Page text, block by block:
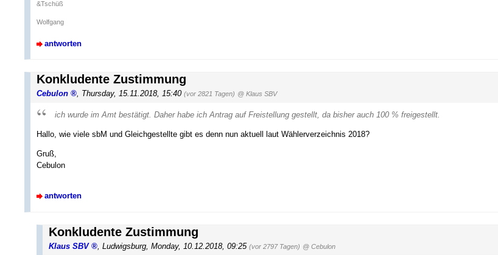
&Tschüß
Wolfgang
antworten
Konkludente Zustimmung
Cebulon , Thursday, 15.11.2018, 15:40 (vor 2821 Tagen) @ Klaus SBV
ich wurde im Amt bestätigt. Daher habe ich Antrag auf Freistellung gestellt, da bisher auch 100 % freigestellt.
Hallo, wie viele sbM und Gleichgestellte gibt es denn nun aktuell laut Wählerverzeichnis 2018?
Gruß,
Cebulon
antworten
Konkludente Zustimmung
Klaus SBV Ludwigsburg Monday, 10.12.2018, 09:25 (vor 2797 Tagen) @ Cebulon